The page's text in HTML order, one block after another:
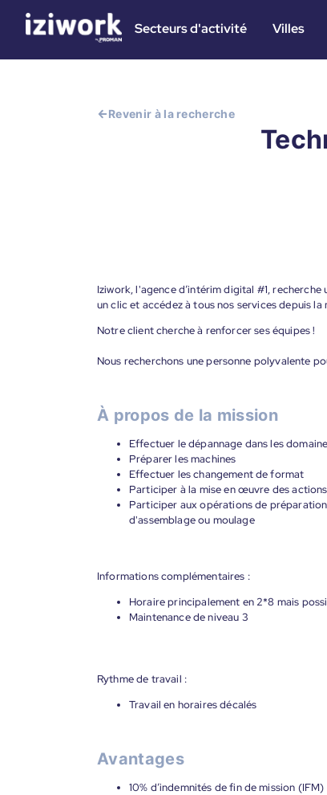
Secteurs d'activité Villes
Revenir à la recherche
Iziwork, l'agence d’intérim digital #1,
un clic et accédez à tous nos services depuis la
Notre client cherche à renforcer ses équipes !
Nous recherchons une personne polyvalente
À propos de la mission
Effectuer le dépannage dans les
Préparer les machines
Effectuer les changement de format
Participer à la mise en œuvre des
Participer aux opérations de
d'assemblage ou moulage
Informations complémentaires :
Horaire principalement en 2*8 mais
Maintenance de niveau 3
Rythme de travail :
Travail en horaires décalés
Avantages
10% d’indemnités de fin de mission